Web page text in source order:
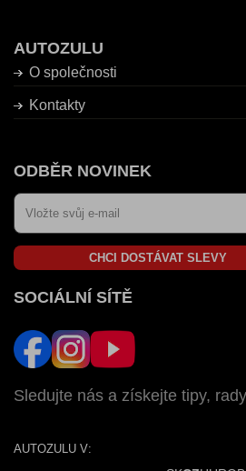
AUTOZULU
O společnosti
Kontakty
ODBĚR NOVINEK
CHCI DOSTÁVAT SLEVY
SOCIÁLNÍ SÍTĚ
Sledujte nás a získejte tipy,
AUTOZULU V: